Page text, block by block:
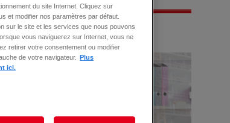
REGLEUR SUR DECO
Interim • CDD • CDI
du site Internet. Cliquez sur
et modifier nos paramètres par défaut.
sur le site et les services que nous pouvons
vous naviguerez sur Internet, vous ne
retirer votre consentement ou modifier
de votre navigateur. Plus
ici.